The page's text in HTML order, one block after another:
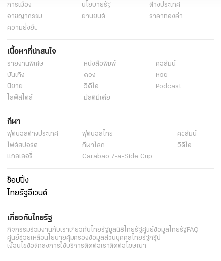
การเมือง
นโยบายรัฐ
ต่างประเทศ
อาชญากรรม
ยานยนต์
ราคาทองคำ
ความยั่งยืน
เนื้อหาที่น่าสนใจ
รายงานพิเศษ หนังสือพิมพ์
คอลัมน์
บันเทิง
ดวง
หวย
นิยาย
วิดีโอ
Podcast
ไลฟ์สไตล์
มัลติมีเดีย
กีฬา
ฟุตบอลต่่างประเทศ ฟุตบอลไทย
คอลัมน์
ไฟต์สปอร์ต
กีฬาโลก
วิดีโอ
แกลเลอรี่
Carabao 7-a-Side Cup
ช็อปปิ้ง
ไทยรัฐอีเวนต์
เกี่ยวกับไทยรัฐ
กิจกรรมร่วมงานกับเราเกี่ยวกับไทยรัฐมูลนิธิไทยรัฐศูนย์ข้อมูลไทยรัฐFAQ
ศูนย์ช่วยเหลือนโยบายคุ้มครองข้อมูลส่วนบุคคลไทยรัฐกรุ๊ป
เงื่อนไขข้อตกลงการใช้บริการติดต่อเราติดต่อโฆษณา